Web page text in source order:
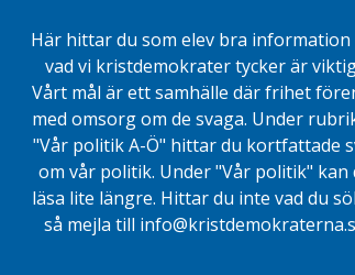
Här hittar du som elev bra information
vad vi kristdemokrater tycker är
Vårt mål är ett samhälle där frihet
med omsorg om de svaga. Under
"Vår politik A-Ö" hittar du kortfattade
om vår politik. Under "Vår politik" kan
läsa lite längre. Hittar du inte vad du
så mejla till